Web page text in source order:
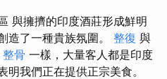
與擁擠的印度酒莊形成鮮明
造了一種貴族氛圍。 整復 與
骨 一樣，大量客人都是印度
明我們正在提供正宗美食。